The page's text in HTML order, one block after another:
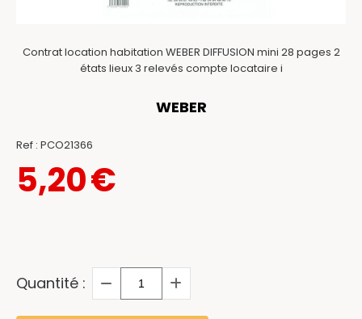
Contrat location habitation WEBER DIFFUSION mini 28 pages 2
états lieux 3 relevés compte locataire i
WEBER
Ref : PCO21366
5,20€
Quantité :